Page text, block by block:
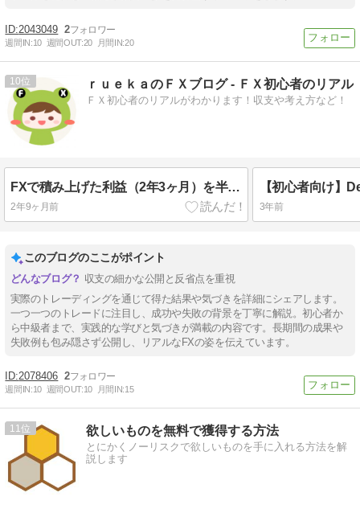
2043049 2
週間IN:10 週間OUT:20 月間IN:20
10 ｒｕｅｋａのＦＸブログ - ＦＸ初心者のリアル
ＦＸ初心者のリアルがわかります！収支や考え方など！
FXで積み上げた利益（2年3ヶ月）を半月で全損する話｜雇用統計からショートナンピン
2年9ヶ月前 3年前
このブログのここがポイント
収支の細かな公開と反省点を重視
実際のトレーディングを通じて得た結果や気づきを詳細にシェアします。
一つ一つのトレードに注目し、成功や失敗の背景を丁寧に解説。初心者か
ら中級者まで、実践的な学びと気づきが満載の内容です。長期間の成果や
失敗例も包み隠さず公開し、リアルなFXの姿を伝えています。
2078406 2
週間IN:10 週間OUT:10 月間IN:15
11 欲しいものを無料で獲得する方法
とにかくノーリスクで欲しいものを手に入れる方法を解
説します